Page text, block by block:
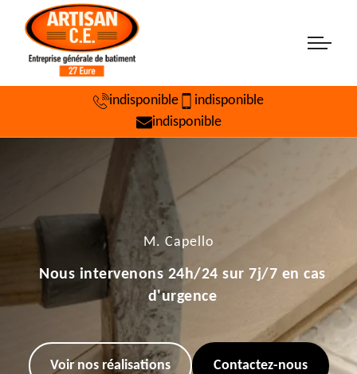
indisponible
indisponible
indisponible
M. Capello
Nous intervenons 24h/24 sur 7j/7 en cas
d'urgence
Voir nos réalisations Contactez-nous